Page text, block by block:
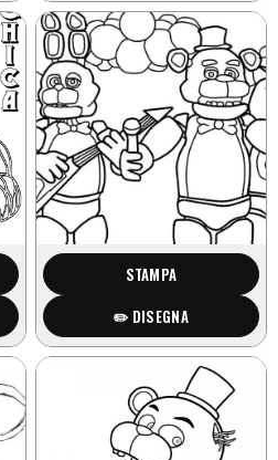
STAMPA
✏️ DISEGNA